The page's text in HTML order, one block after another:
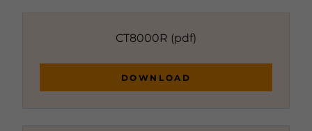
CT8000R (pdf)
DOWNLOAD